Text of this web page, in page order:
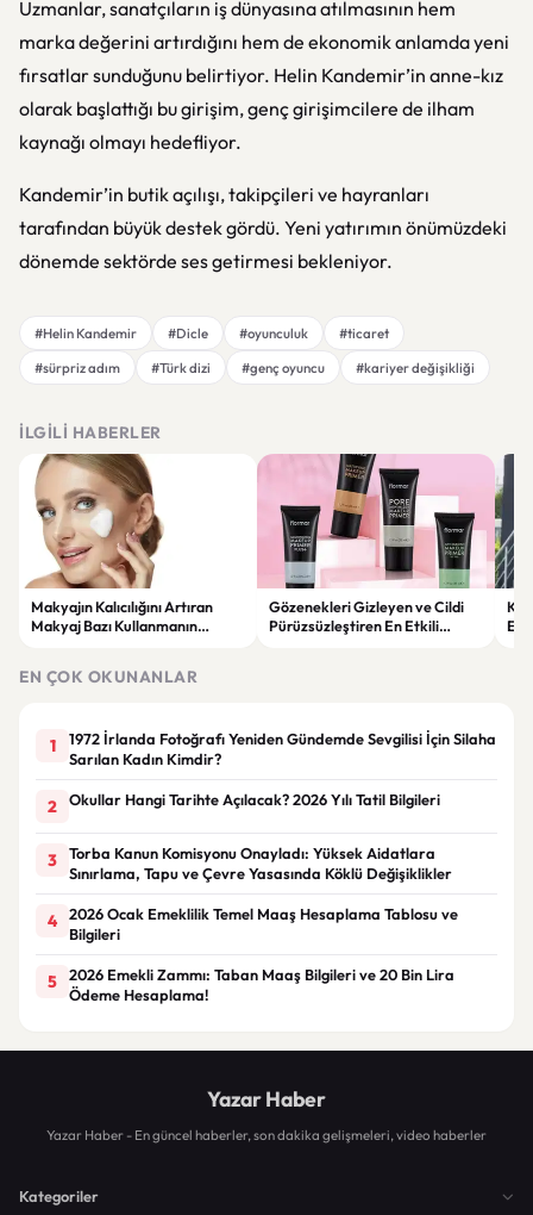
Uzmanlar, sanatçıların iş dünyasına atılmasının hem
marka değerini artırdığını hem de ekonomik anlamda yeni
fırsatlar sunduğunu belirtiyor. Helin Kandemir’in anne-kız
olarak başlattığı bu girişim, genç girişimcilere de ilham
kaynağı olmayı hedefliyor.
Kandemir’in butik açılışı, takipçileri ve hayranları
tarafından büyük destek gördü. Yeni yatırımın önümüzdeki
dönemde sektörde ses getirmesi bekleniyor.
#Helin Kandemir #Dicle #oyunculuk
#ticaret
#sürpriz adım
#Türk dizi #genç oyuncu #kariyer değişikliği
İLGILI HABERLER
Makyajın Kalıcılığını Artıran
Makyaj Bazı Kullanmanın
Gözenekleri Gizleyen ve Cildi
Pürüzsüzleştiren En Etkili
EN ÇOK OKUNANLAR
1
1972 İrlanda Fotoğrafı Yeniden Gündemde Sevgilisi İçin Silaha
Sarılan Kadın Kimdir?
2 Okullar Hangi Tarihte Açılacak? 2026 Yılı Tatil Bilgileri
3
Torba Kanun Komisyonu Onayladı: Yüksek Aidatlara
Sınırlama, Tapu ve Çevre Yasasında Köklü Değişiklikler
4
2026 Ocak Emeklilik Temel Maaş Hesaplama Tablosu ve
Bilgileri
5
2026 Emekli Zammı: Taban Maaş Bilgileri ve 20 Bin Lira
Ödeme Hesaplama!
Yazar Haber
Yazar Haber - En güncel haberler, son dakika gelişmeleri, video haberler
Kategoriler